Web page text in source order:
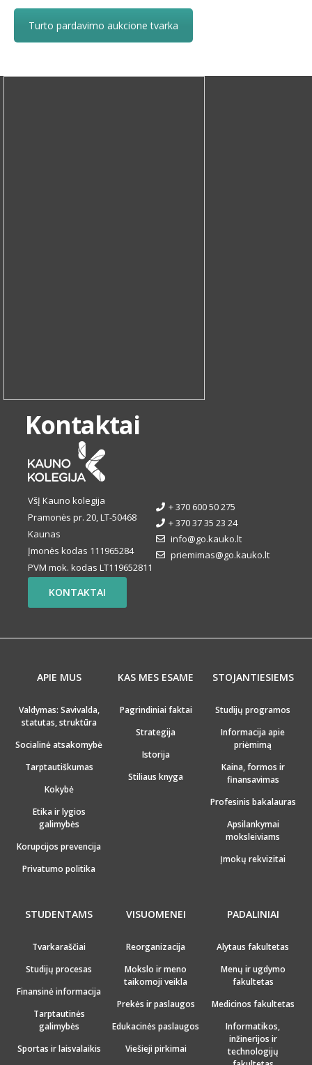
Turto pardavimo aukcione tvarka
Kontaktai
VšĮ Kauno kolegija
Pramonės pr. 20, LT-50468
Kaunas
Įmonės kodas 111965284
PVM mok. kodas LT119652811
+ 370 600 50 275
+ 370 37 35 23 24
info@go.kauko.lt
priemimas@go.kauko.lt
KONTAKTAI
APIE MUS
Valdymas: Savivalda,
statutas, struktūra
Socialinė atsakomybė
Tarptautiškumas
Kokybė
Etika ir lygios
galimybės
Korupcijos prevencija
Privatumo politika
KAS MES ESAME
Pagrindiniai faktai
Strategija
Istorija
Stiliaus knyga
STOJANTIESIEMS
Studijų programos
Informacija apie
priėmimą
Kaina, formos ir
finansavimas
Profesinis bakalauras
Apsilankymai
moksleiviams
Įmokų rekvizitai
STUDENTAMS
Tvarkaraščiai
Studijų procesas
Finansinė informacija
Tarptautinės
galimybės
Sportas ir laisvalaikis
VISUOMENEI
Reorganizacija
Mokslo ir meno
taikomoji veikla
Prekės ir paslaugos
Edukacinės paslaugos
Viešieji pirkimai
PADALINIAI
Alytaus fakultetas
Menų ir ugdymo
fakultetas
Medicinos fakultetas
Informatikos,
inžinerijos ir
technologijų